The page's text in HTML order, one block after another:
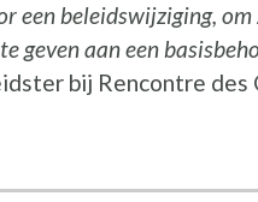
een beleidswijziging,
geven aan een
bij Rencontre des